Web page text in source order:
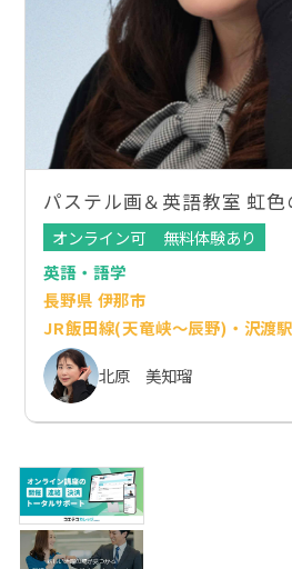
パステル画＆英語教室 虹色
オンライン可
無料体験あり
英語・語学
長野県 伊那市
JR飯田線(天竜峡～辰野)・沢渡駅
北原 美知瑠